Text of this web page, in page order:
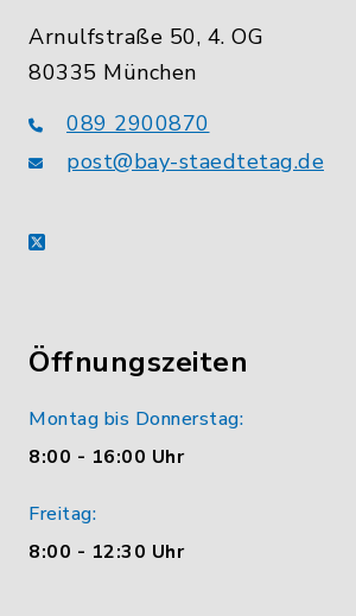
Arnulfstraße 50, 4. OG
80335 München
089 2900870
post@bay-staedtetag.de
X
Öffnungszeiten
Montag bis Donnerstag:
8:00 - 16:00 Uhr
Freitag:
8:00 - 12:30 Uhr